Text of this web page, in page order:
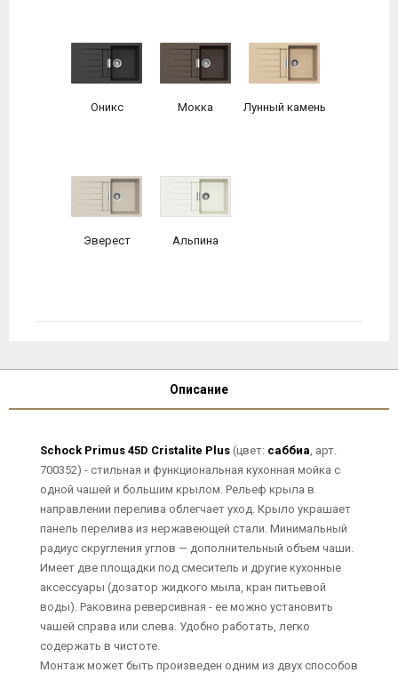
Оникс Мокка Лунный камень
Эверест Альпина
Описание
Schock Primus 45D Cristalite Plus (цвет: саббиа, арт.
700352) - стильная и функциональная кухонная мойка с
одной чашей и большим крылом. Рельеф крыла в
направлении перелива облегчает уход. Крыло украшает
панель перелива из нержавеющей стали. Минимальный
радиус скругления углов — дополнительный объем чаши.
Имеет две площадки под смеситель и другие кухонные
аксессуары (дозатор жидкого мыла, кран питьевой
воды). Раковина реверсивная - ее можно установить
чашей справа или слева. Удобно работать, легко
содержать в чистоте.
Монтаж может быть произведен одним из двух способов